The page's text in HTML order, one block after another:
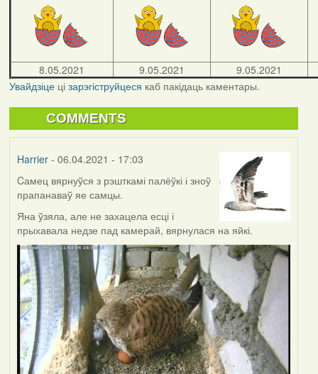
8.05.2021 9.05.2021
9.05.2021
Увайдзіцеці зарэгіструйцеся каб пакідаць каментары.
COMMENTS
Harrier- 06.04.2021 - 17:03
Cамец вярнуўся з рэшткамі палёўкі і зноў
прапанаваў яе самцы.
Яна ўзяла, але не захацела есці і
прыхавала недзе пад камерай, вярнулася на яйкі.